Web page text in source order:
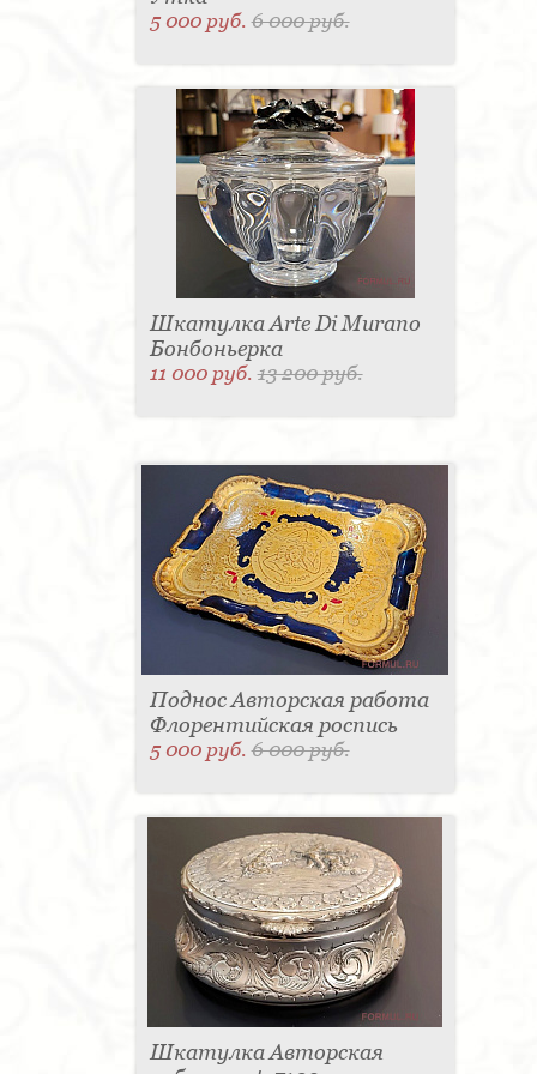
5 000 руб.6 000 руб.
Шкатулка Arte Di Murano
Бонбоньерка
11 000 руб.13 200 руб.
Поднос Авторская работа
Флорентийская роспись
5 000 руб.6 000 руб.
Шкатулка Авторская